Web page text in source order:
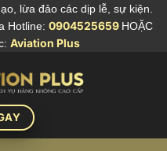
lừa đảo các dịp lễ, sự kiện.
Hotline: 0904525659 HOẶC
Aviation Plus